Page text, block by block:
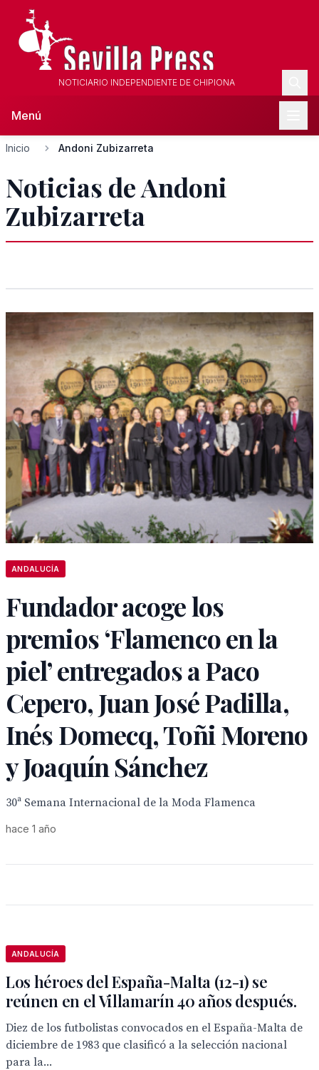
NOTICIARIO INDEPENDIENTE DE CHIPIONA
Menú
Inicio Andoni Zubizarreta
Noticias de Andoni
Zubizarreta
ANDALUCÍA
Fundador acoge los
premios ‘Flamenco en la
piel’ entregados a Paco
Cepero, Juan José Padilla,
Inés Domecq, Toñi Moreno
y Joaquín Sánchez
30ª Semana Internacional de la Moda Flamenca
hace 1 año
ANDALUCÍA
Los héroes del España-Malta (12-1) se
reúnen en el Villamarín 40 años después.
Diez de los futbolistas convocados en el España-Malta de
diciembre de 1983 que clasificó a la selección nacional
para la...